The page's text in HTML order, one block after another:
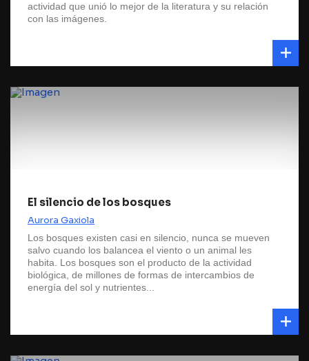
actividad que unió lo mejor de la literatura y su relación
con las imágenes.
El silencio de los bosques
Aurora Gaxiola
Los bosques existen casi en silencio, nunca se mueven
salvo cuando los balancea el viento o un animal les
habita. Los bosques son el producto de la actividad
biológica, de millones de formas de intercambios de
energía del sol y nutrientes...